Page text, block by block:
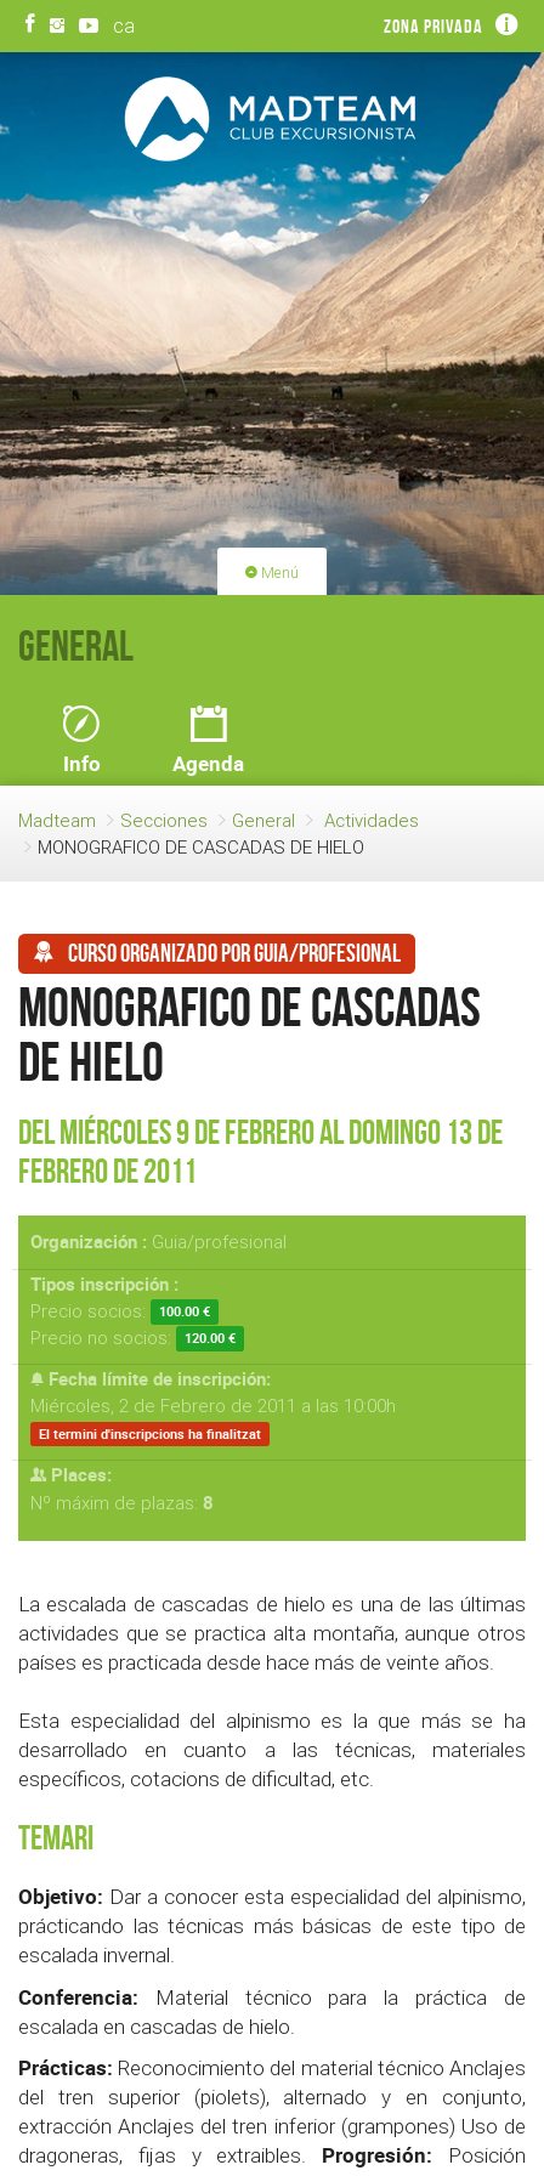
ca Zona privada
Menú
HAZTE SOCIO
General
Info Agenda
Madteam Secciones General
Actividades
MONOGRAFICO DE CASCADAS DE HIELO
Curso organizado por guia/profesional
MONOGRAFICO DE CASCADAS
DE HIELO
Del Miércoles 9 de Febrero al Domingo 13 de
Febrero de 2011
Organización : Guia/profesional
Tipos inscripción :
Precio socios: 100.00 €
Precio no socios: 120.00 €
Fecha límite de inscripción:
Miércoles, 2 de Febrero de 2011 a las 10:00h
El termini d'inscripcions ha finalitzat
Places:
Nº máxim de plazas: 8
La escalada de cascadas de hielo es una de las últimas
actividades que se practica alta montaña, aunque otros
países es practicada desde hace más de veinte años.
Esta especialidad del alpinismo es la que más se ha
desarrollado en cuanto a las técnicas, materiales
específicos, cotacions de dificultad, etc.
Temari
Objetivo: Dar a conocer esta especialidad del alpinismo,
prácticando las técnicas más básicas de este tipo de
escalada invernal.
Conferencia: Material técnico para la práctica de
escalada en cascadas de hielo.
Prácticas: Reconocimiento del material técnico Anclajes
del tren superior (piolets), alternado y en conjunto,
extracción Anclajes del tren inferior (grampones) Uso de
dragoneras, fijas y extraibles. Progresión: Posición